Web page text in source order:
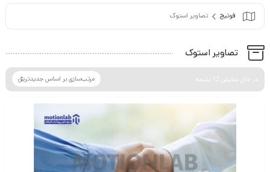
فوتیج تصاویر استوک
تصاویر استوک
در حال نمایش 12 نتیجه